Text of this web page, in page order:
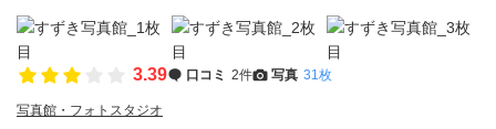
3.39 口コミ 2件 写真 31枚
写真館・フォトスタジオ